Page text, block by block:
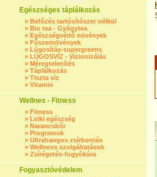
Egészséges táplálkozás
» Befőzés tartósítószer nélkül
» Bio tea - Gyógytea
» Egészségvédő növények
» Fűszernövények
» Lúgosítás-supergreens
» LÚGOSVÍZ - Vízionizálás
» Méregtelenítés
» Táplálkozás
» Tiszta víz
» Vitamin
Wellnes - Fitness
» Fitness
» Lelki egészség
» Narancsbőr
» Programok
» Ultrahangos zsírbontás
» Wellness szolgáltatások
» Zsírégetés-fogyókúra
Fogyasztóvédelem